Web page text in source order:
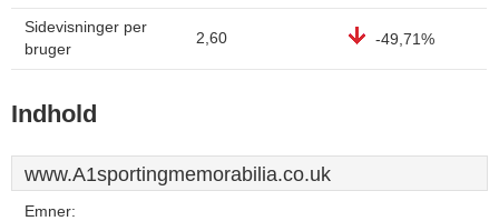
Sidevisninger per
bruger
2,60 -49,71%
Indhold
www.A1sportingmemorabilia.co.uk
Emner: